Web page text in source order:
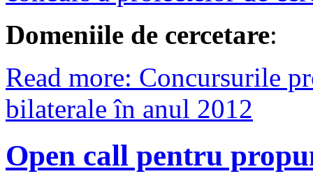
Domeniile de cercetare:
Read more: Concursurile
bilaterale în anul 2012
Open call pentru